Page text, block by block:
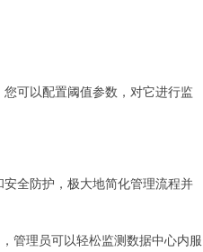
可以配置阈值参数，对它进行监
全防护，极大地简化管理流程并
管理员可以轻松监测数据中心内服